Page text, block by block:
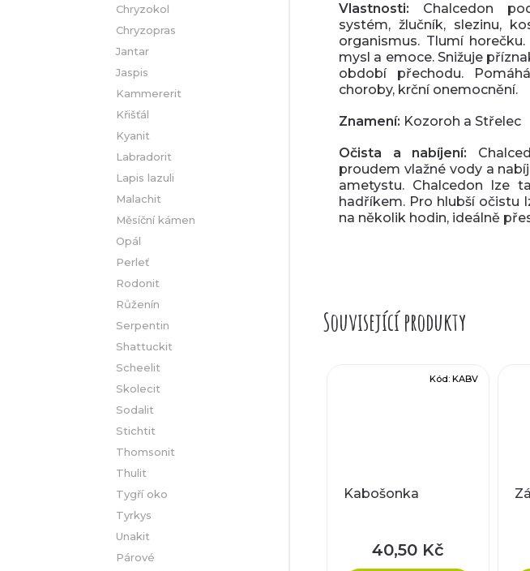
Chryzokol
Chryzopras
Jantar
Jaspis
Kammererit
Křišťál
Kyanit
Labradorit
Lapis lazuli
Malachit
Měsíční kámen
Opál
Perleť
Rodonit
Růženín
Serpentin
Shattuckit
Scheelit
Skolecit
Sodalit
Stichtit
Thomsonit
Thulit
Tygří oko
Tyrkys
Unakit
Párové
Vlastnosti: Chalcedon
systém, žlučník, slezinu,
organismus. Tlumí
mysl a emoce. Snižuje
období přechodu.
choroby, krční onemocnění.
Znamení: Kozoroh a Střelec
Očista a nabíjení:
proudem vlažné vody a
ametystu. Chalcedon lze
hadříkem. Pro hlubší očistu
na několik hodin, ideálně
Související produkty
Kabošonka
40,50 Kč
Kód: KABV